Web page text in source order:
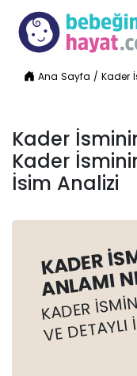
Ana Sayfa /Kader
Kader
Kader
İsim Analizi
KADER
ANLAMI
KADER
VE